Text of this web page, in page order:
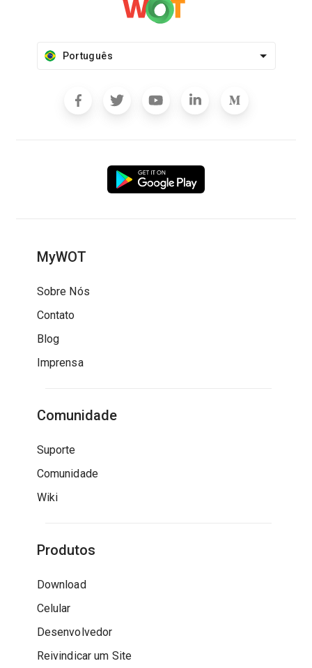
Português
MyWOT
Sobre Nós
Contato
Blog
Imprensa
Comunidade
Suporte
Comunidade
Wiki
Produtos
Download
Celular
Desenvolvedor
Reivindicar um Site